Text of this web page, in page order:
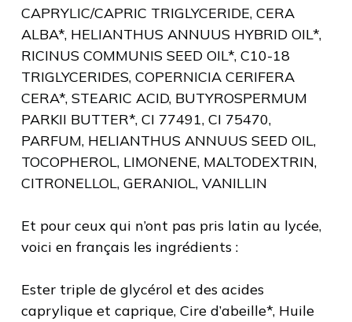
CAPRYLIC/CAPRIC TRIGLYCERIDE, CERA
ALBA*, HELIANTHUS ANNUUS HYBRID OIL*,
RICINUS COMMUNIS SEED OIL*, C10-18
TRIGLYCERIDES, COPERNICIA CERIFERA
CERA*, STEARIC ACID, BUTYROSPERMUM
PARKII BUTTER*, CI 77491, CI 75470,
PARFUM, HELIANTHUS ANNUUS SEED OIL,
TOCOPHEROL, LIMONENE, MALTODEXTRIN,
CITRONELLOL, GERANIOL, VANILLIN
Et pour ceux qui n’ont pas pris latin au lycée,
voici en français les ingrédients :
Ester triple de glycérol et des acides
caprylique et caprique, Cire d’abeille*, Huile